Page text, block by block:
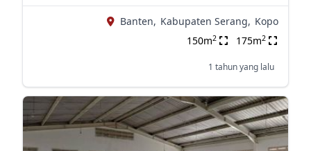
Banten, Kabupaten Serang, Kopo
150m2 175m2
1 tahun yang lalu